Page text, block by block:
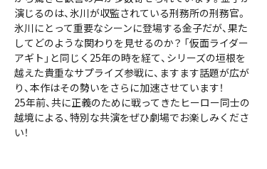
演じるのは、氷川が収監されている刑務所の刑務官。
氷川にとって重要なシーンに登場する金子だが、果た
してどのような関わりを見せるのか？ 「仮面ライダー
アギト」と同じく25年の時を経て、シリーズの垣根を
越えた貴重なサプライズ参戦に、ますます話題が広が
り、本作はその勢いをさらに加速させています！
25年前、共に正義のために戦ってきたヒーロー同士の
越境による、特別な共演をぜひ劇場でお楽しみくださ
い！